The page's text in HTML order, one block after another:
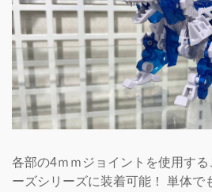
各部の4ｍｍジョイントを使用す
ーズシリーズに装着可能！ 単体で